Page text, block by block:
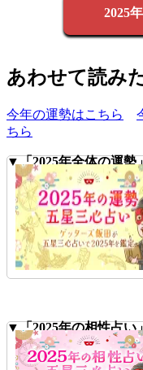
2025
あわせて読み
今年の運勢はこちら
ちら
▼「2025年全体の運勢
▼「2025年の相性占い